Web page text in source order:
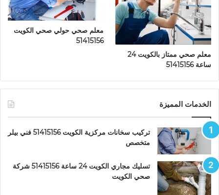
معلم صحي ممتاز بالكويت 24
ساعة 51415156
معلم صحي حولي صحي الكويت
51415156
الخدمات المميزة
تركيب سخانات مركزية الكويت 51415156 فني بيلر
متخصص
تسليك مجاري الكويت 24 ساعة 51415156 شركة
صحي الكويت